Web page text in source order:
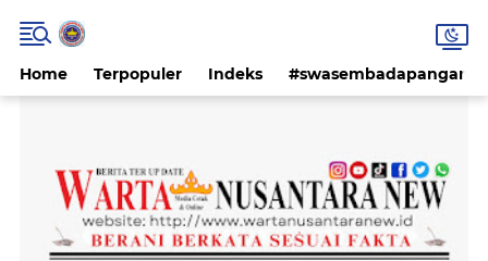
Home Terpopuler Indeks #swasembadapangan